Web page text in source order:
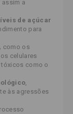
a
de açúcar
para
como os
celulares
como o
,
às agressões